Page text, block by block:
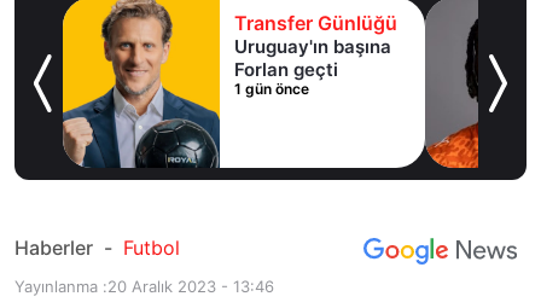
Transfer Günlüğü
Uruguay'ın başına
Forlan geçti
1 gün önce
Haberler - Futbol
Yayınlanma :20 Aralık 2023 - 13:46